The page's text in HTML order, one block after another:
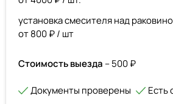
установка смесителя над
от 800 ₽ / шт
Стоимость выезда – 500 ₽
Документы проверены
Есть